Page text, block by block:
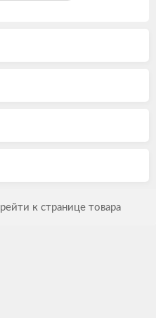
к странице товара